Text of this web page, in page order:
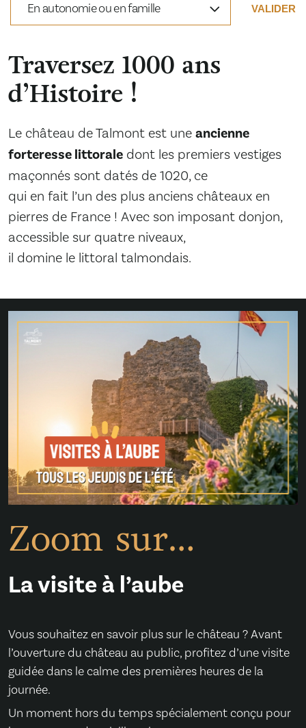
En autonomie ou en famille VALIDER
Traversez 1000 ans
d’Histoire !
Le château de Talmont est une ancienne
forteresse littorale dont les premiers vestiges
maçonnés sont datés de 1020, ce
qui en fait l’un des plus anciens châteaux en
pierres de France ! Avec son imposant donjon,
accessible sur quatre niveaux,
il domine le littoral talmondais.
Zoom sur…
La visite à l’aube
Vous souhaitez en savoir plus sur le château ? Avant
l’ouverture du château au public, profitez d’une visite
guidée dans le calme des premières heures de la
journée.
Un moment hors du temps spécialement conçu pour